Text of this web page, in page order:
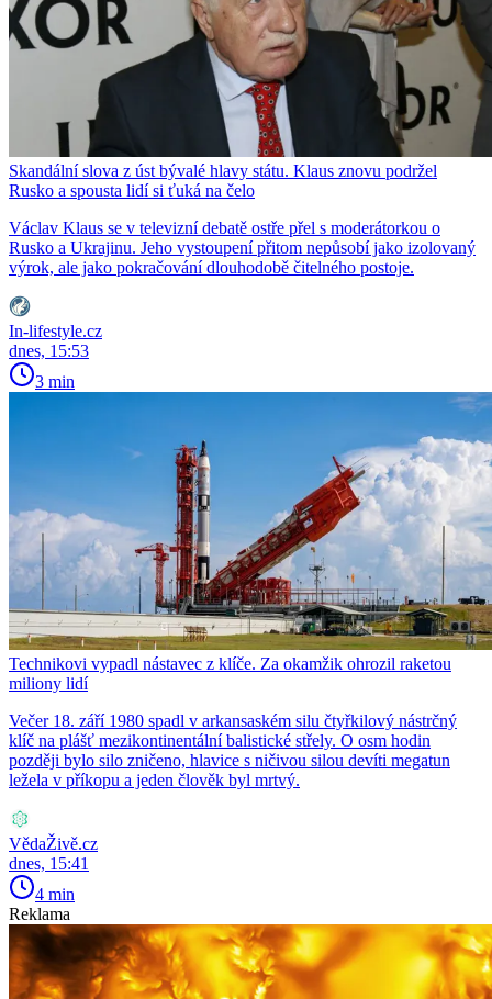
Skandální slova z úst bývalé hlavy státu. Klaus znovu podržel
Rusko a spousta lidí si ťuká na čelo
Václav Klaus se v televizní debatě ostře přel s moderátorkou o
Rusko a Ukrajinu. Jeho vystoupení přitom nepůsobí jako izolovaný
výrok, ale jako pokračování dlouhodobě čitelného postoje.
In-lifestyle.cz
dnes, 15:53
3 min
Technikovi vypadl nástavec z klíče. Za okamžik ohrozil raketou
miliony lidí
Večer 18. září 1980 spadl v arkansaském silu čtyřkilový nástrčný
klíč na plášť mezikontinentální balistické střely. O osm hodin
později bylo silo zničeno, hlavice s ničivou silou devíti megatun
ležela v příkopu a jeden člověk byl mrtvý.
VědaŽivě.cz
dnes, 15:41
4 min
Reklama